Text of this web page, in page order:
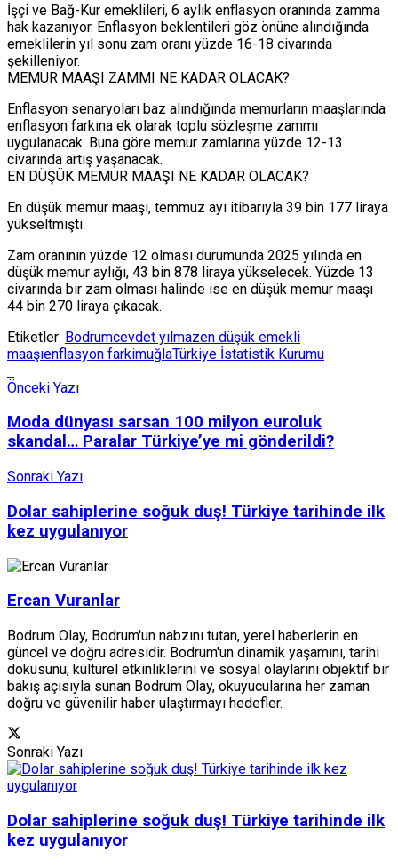
İşçi ve Bağ-Kur emeklileri, 6 aylık enflasyon oranında zamma
hak kazanıyor. Enflasyon beklentileri göz önüne alındığında
emeklilerin yıl sonu zam oranı yüzde 16-18 civarında
şekilleniyor.
MEMUR MAAŞI ZAMMI NE KADAR OLACAK?
Enflasyon senaryoları baz alındığında memurların maaşlarında
enflasyon farkına ek olarak toplu sözleşme zammı
uygulanacak. Buna göre memur zamlarına yüzde 12-13
civarında artış yaşanacak.
EN DÜŞÜK MEMUR MAAŞI NE KADAR OLACAK?
En düşük memur maaşı, temmuz ayı itibarıyla 39 bin 177 liraya
yükseltmişti.
Zam oranının yüzde 12 olması durumunda 2025 yılında en
düşük memur aylığı, 43 bin 878 liraya yükselecek. Yüzde 13
civarında bir zam olması halinde ise en düşük memur maaşı
44 bin 270 liraya çıkacak.
Etiketler: Bodrumcevdet yılmazen düşük emekli
maaşıenflasyon farkimuğlaTürkiye İstatistik Kurumu
Önceki Yazı
Moda dünyası sarsan 100 milyon euroluk
skandal… Paralar Türkiye’ye mi gönderildi?
Sonraki Yazı
Dolar sahiplerine soğuk duş! Türkiye tarihinde ilk
kez uygulanıyor
Ercan Vuranlar
Bodrum Olay, Bodrum'un nabzını tutan, yerel haberlerin en
güncel ve doğru adresidir. Bodrum'un dinamik yaşamını, tarihi
dokusunu, kültürel etkinliklerini ve sosyal olaylarını objektif bir
bakış açısıyla sunan Bodrum Olay, okuyucularına her zaman
doğru ve güvenilir haber ulaştırmayı hedefler.
Sonraki Yazı
Dolar sahiplerine soğuk duş! Türkiye tarihinde ilk
kez uygulanıyor